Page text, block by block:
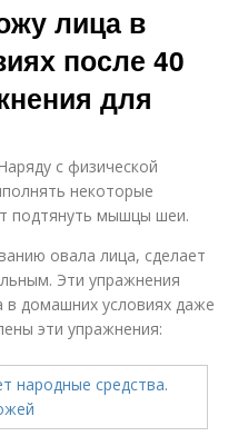
лица в
после 40
для
с физической
некоторые
подтянуть мышцы шеи.
овала лица, сделает
Эти упражнения
в домашних условиях даже
эти упражнения: